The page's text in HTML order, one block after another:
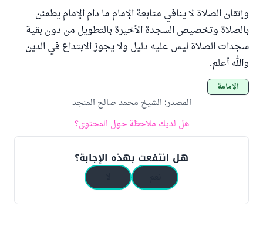
وإتقان الصلاة لا ينافي متابعة الإمام ما دام الإمام يطمئن
بالصلاة وتخصيص السجدة الأخيرة بالتطويل من دون بقية
سجدات الصلاة ليس عليه دليل ولا يجوز الابتداع في الدين
والله أعلم.
الإمامة
المصدر: الشيخ محمد صالح المنجد
هل لديك ملاحظة حول المحتوى؟
هل انتفعت بهذه الإجابة؟